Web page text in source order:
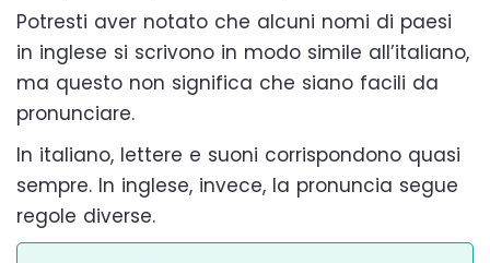
Potresti aver notato che alcuni nomi di paesi
in inglese si scrivono in modo simile all’italiano,
ma questo non significa che siano facili da
pronunciare.
In italiano, lettere e suoni corrispondono quasi
sempre. In inglese, invece, la pronuncia segue
regole diverse.